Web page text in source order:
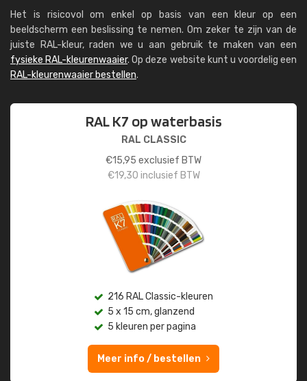
Het is risicovol om enkel op basis van een kleur op een
beeldscherm een beslissing te nemen. Om zeker te zijn van de
juiste RAL-kleur, raden we u aan gebruik te maken van een
fysieke RAL-kleurenwaaier. Op deze website kunt u voordelig een
RAL-kleurenwaaier bestellen.
RAL K7 op waterbasis
RAL CLASSIC
€15,95 exclusief BTW
€19,30 inclusief BTW
216 RAL Classic-kleuren
5 x 15 cm, glanzend
5 kleuren per pagina
Meer info / bestellen